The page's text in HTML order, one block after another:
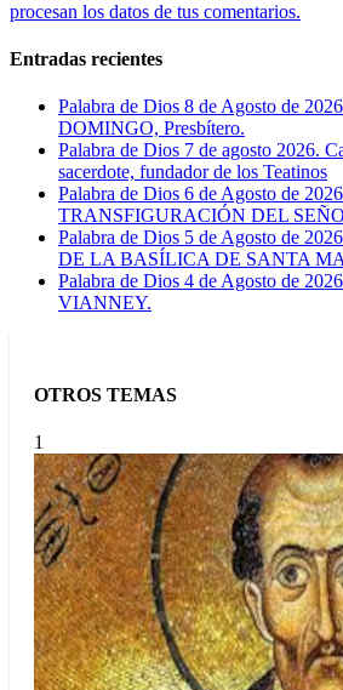
procesan los datos de tus comentarios.
Entradas recientes
Palabra de Dios 8 de Agosto de
DOMINGO, Presbítero.
Palabra de Dios 7 de agosto 2026.
sacerdote, fundador de los Teatinos
Palabra de Dios 6 de Agosto de
TRANSFIGURACIÓN DEL
Palabra de Dios 5 de Agosto de
DE LA BASÍLICA DE SANTA
Palabra de Dios 4 de Agosto de
VIANNEY.
OTROS TEMAS
1